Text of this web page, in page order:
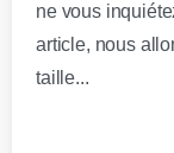
ne vous
article, nous
taille...